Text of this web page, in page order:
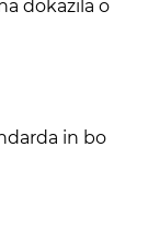
dokazila o
in bo